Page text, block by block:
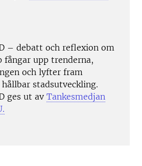
– debatt och reflexion om
fångar upp trenderna,
och lyfter fram
stadsutveckling.
ges ut av Tankesmedjan